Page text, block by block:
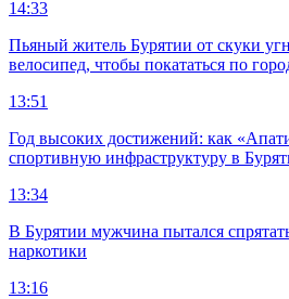
14:33
Пьяный житель Бурятии от скуки
велосипед, чтобы покататься по
13:51
Год высоких достижений: как
спортивную инфраструктуру в
13:34
В Бурятии мужчина пытался
наркотики
13:16